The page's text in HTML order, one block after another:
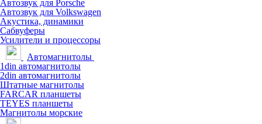
Автозвук для Porsche
Автозвук для Volkswagen
Акустика, динамики
Сабвуферы
Усилители и процессоры
Автомагнитолы
1din автомагнитолы
2din автомагнитолы
Штатные магнитолы
FARCAR планшеты
TEYES планшеты
Магнитолы морские